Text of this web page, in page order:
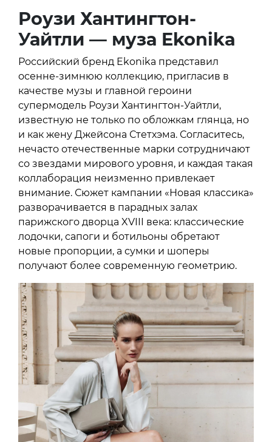
Роузи Хантингтон-
Уайтли — муза Ekonika
Российский бренд Ekonika представил
осенне-зимнюю коллекцию, пригласив в
качестве музы и главной героини
супермодель Роузи Хантингтон-Уайтли,
известную не только по обложкам глянца, но
и как жену Джейсона Стетхэма. Согласитесь,
нечасто отечественные марки сотрудничают
со звездами мирового уровня, и каждая такая
коллаборация неизменно привлекает
внимание. Сюжет кампании «Новая классика»
разворачивается в парадных залах
парижского дворца XVIII века: классические
лодочки, сапоги и ботильоны обретают
новые пропорции, а сумки и шоперы
получают более современную геометрию.